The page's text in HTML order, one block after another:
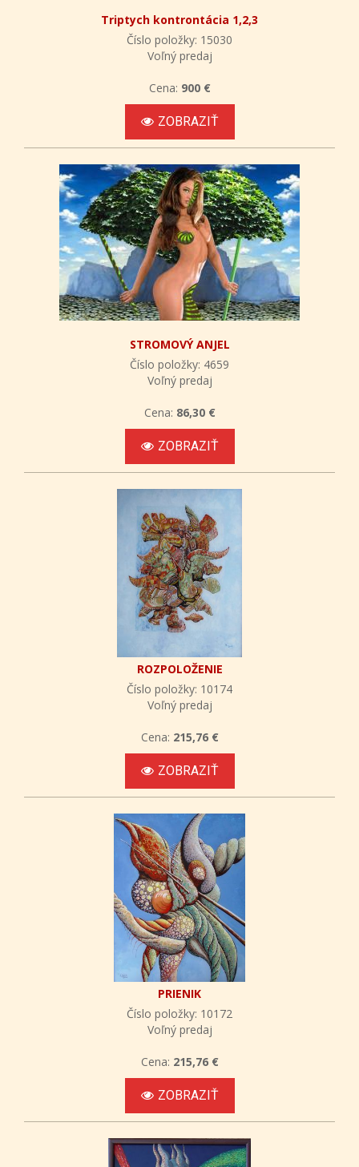
Triptych kontrontácia 1,2,3
Číslo položky: 15030
Voľný predaj
Cena: 900 €
ZOBRAZIŤ
STROMOVÝ ANJEL
Číslo položky: 4659
Voľný predaj
Cena: 86,30 €
ZOBRAZIŤ
ROZPOLOŽENIE
Číslo položky: 10174
Voľný predaj
Cena: 215,76 €
ZOBRAZIŤ
PRIENIK
Číslo položky: 10172
Voľný predaj
Cena: 215,76 €
ZOBRAZIŤ